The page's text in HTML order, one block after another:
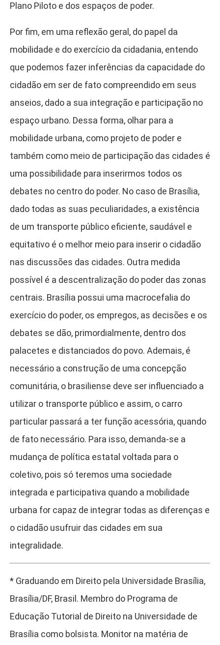
Plano Piloto e dos espaços de poder.
Por fim, em uma reflexão geral, do papel da
mobilidade e do exercício da cidadania, entendo
que podemos fazer inferências da capacidade do
cidadão em ser de fato compreendido em seus
anseios, dado a sua integração e participação no
espaço urbano. Dessa forma, olhar para a
mobilidade urbana, como projeto de poder e
também como meio de participação das cidades é
uma possibilidade para inserirmos todos os
debates no centro do poder. No caso de Brasília,
dado todas as suas peculiaridades, a existência
de um transporte público eficiente, saudável e
equitativo é o melhor meio para inserir o cidadão
nas discussões das cidades. Outra medida
possível é a descentralização do poder das zonas
centrais. Brasília possui uma macrocefalia do
exercício do poder, os empregos, as decisões e os
debates se dão, primordialmente, dentro dos
palacetes e distanciados do povo. Ademais, é
necessário a construção de uma concepção
comunitária, o brasiliense deve ser influenciado a
utilizar o transporte público e assim, o carro
particular passará a ter função acessória, quando
de fato necessário. Para isso, demanda-se a
mudança de política estatal voltada para o
coletivo, pois só teremos uma sociedade
integrada e participativa quando a mobilidade
urbana for capaz de integrar todas as diferenças e
o cidadão usufruir das cidades em sua
integralidade.
* Graduando em Direito pela Universidade Brasília,
Brasília/DF, Brasil. Membro do Programa de
Educação Tutorial de Direito na Universidade de
Brasília como bolsista. Monitor na matéria de